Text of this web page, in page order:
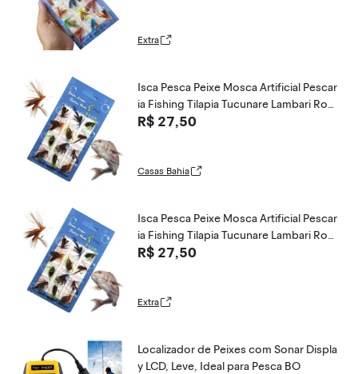
Extra
Isca Pesca Peixe Mosca Artificial Pescar
ia Fishing Tilapia Tucunare Lambari Rob
alo Mar Açude Rio Lagoa
R$ 27,50
Casas Bahia
Isca Pesca Peixe Mosca Artificial Pescar
ia Fishing Tilapia Tucunare Lambari Rob
alo Mar Açude Rio Lagoa
R$ 27,50
Extra
Localizador de Peixes com Sonar Displa
y LCD, Leve, Ideal para Pesca BO